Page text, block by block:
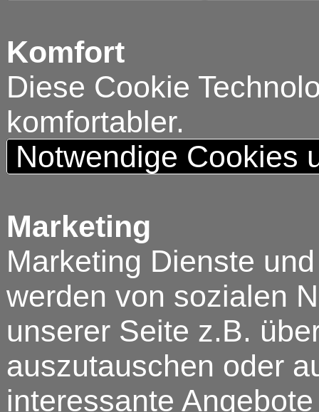
Komfort
Diese Cookie
komfortabler.
Notwendige Cookies
Marketing
Marketing Dienste
werden von sozialen
unserer Seite z.B.
auszutauschen oder
interessante